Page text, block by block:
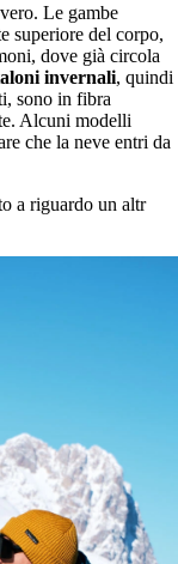
Le gambe
superiore del corpo,
dove già circola
invernali, quindi
sono in fibra
Alcuni modelli
che la neve entri da
a riguardo un altr